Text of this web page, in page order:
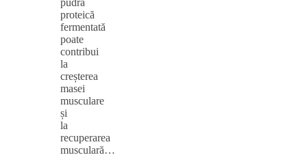
proteică
fermentată
poate
contribui
la
creșterea
masei
musculare
și
la
recuperarea
musculară…